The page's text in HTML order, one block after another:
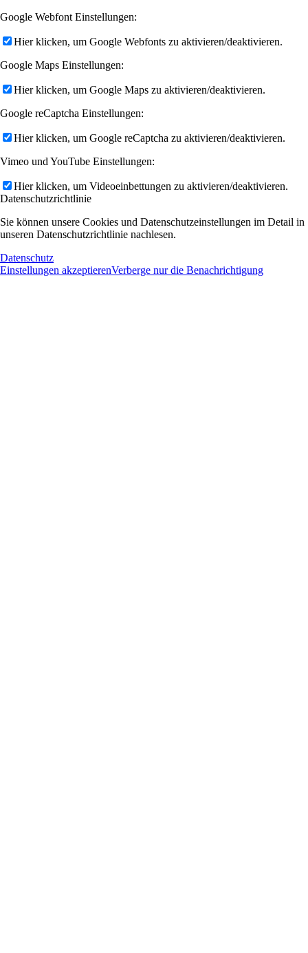
Google Webfont Einstellungen:
Hier klicken, um Google Webfonts zu aktivieren/deaktivieren.
Google Maps Einstellungen:
Hier klicken, um Google Maps zu aktivieren/deaktivieren.
Google reCaptcha Einstellungen:
Hier klicken, um Google reCaptcha zu aktivieren/deaktivieren.
Vimeo und YouTube Einstellungen:
Hier klicken, um Videoeinbettungen zu aktivieren/deaktivieren.
Datenschutzrichtlinie
Sie können unsere Cookies und Datenschutzeinstellungen im Detail in
unseren Datenschutzrichtlinie nachlesen.
Datenschutz
Einstellungen akzeptierenVerberge nur die Benachrichtigung